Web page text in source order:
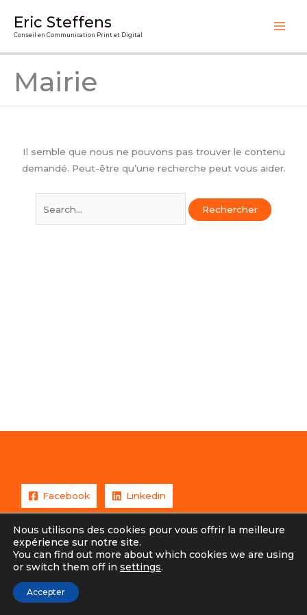
contenu
Eric Steffens
Conseil en Communication Print et Digital
Mairie
Il semble que nous ne pouvons pas trouver le contenu
demandé. Peut-être qu’une recherche peut vous aider.
Facebook Linkedin
Copyright © 2026 Eric Steffens /
Mentions légales
Nous utilisons des cookies pour vous offrir la meilleure
expérience sur notre site.
You can find out more about which cookies we are using
or switch them off in settings.
Accepter